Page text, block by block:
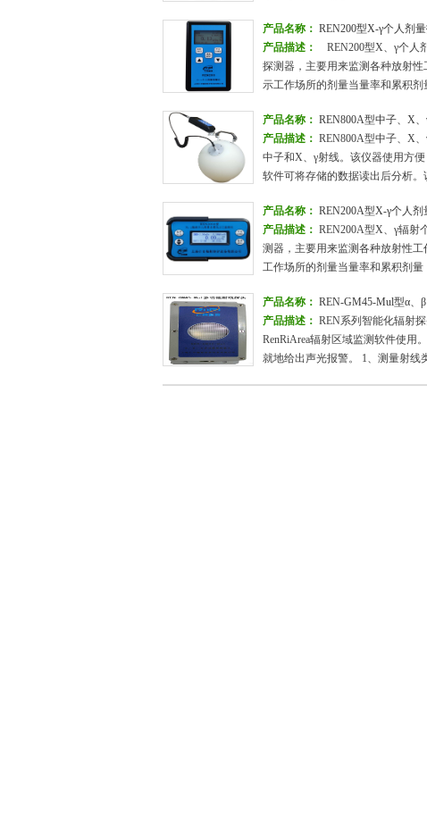
产品名称： REN200型X-γ个人剂
产品描述：
REN200型X、γ个人
探测器，主要用来监测各种放射
示工作场所的剂量当量率和累积
产品名称： REN800A型中子、X
产品描述： REN800A型中子、X
中子和X、γ射线。该仪器使用方
软件可将存储的数据读出后分析。
产品名称： REN200A型X-γ个人剂
产品描述： REN200A型X、γ辐射
测器，主要用来监测各种放射性
工作场所的剂量当量率和累积剂
产品名称： REN-GM45-Mul型α、
产品描述： REN系列智能化辐射
RenRiArea辐射区域监测软件使用
就地给出声光报警。 1、测量射线